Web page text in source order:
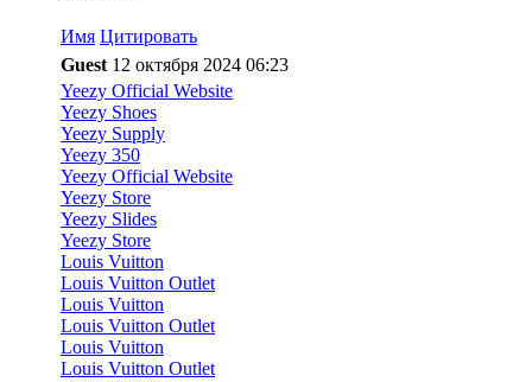
Имя Цитировать
Guest 12 октября 2024 06:23
Yeezy Official Website
Yeezy Shoes
Yeezy Supply
Yeezy 350
Yeezy Official Website
Yeezy Store
Yeezy Slides
Yeezy Store
Louis Vuitton
Louis Vuitton Outlet
Louis Vuitton
Louis Vuitton Outlet
Louis Vuitton
Louis Vuitton Outlet